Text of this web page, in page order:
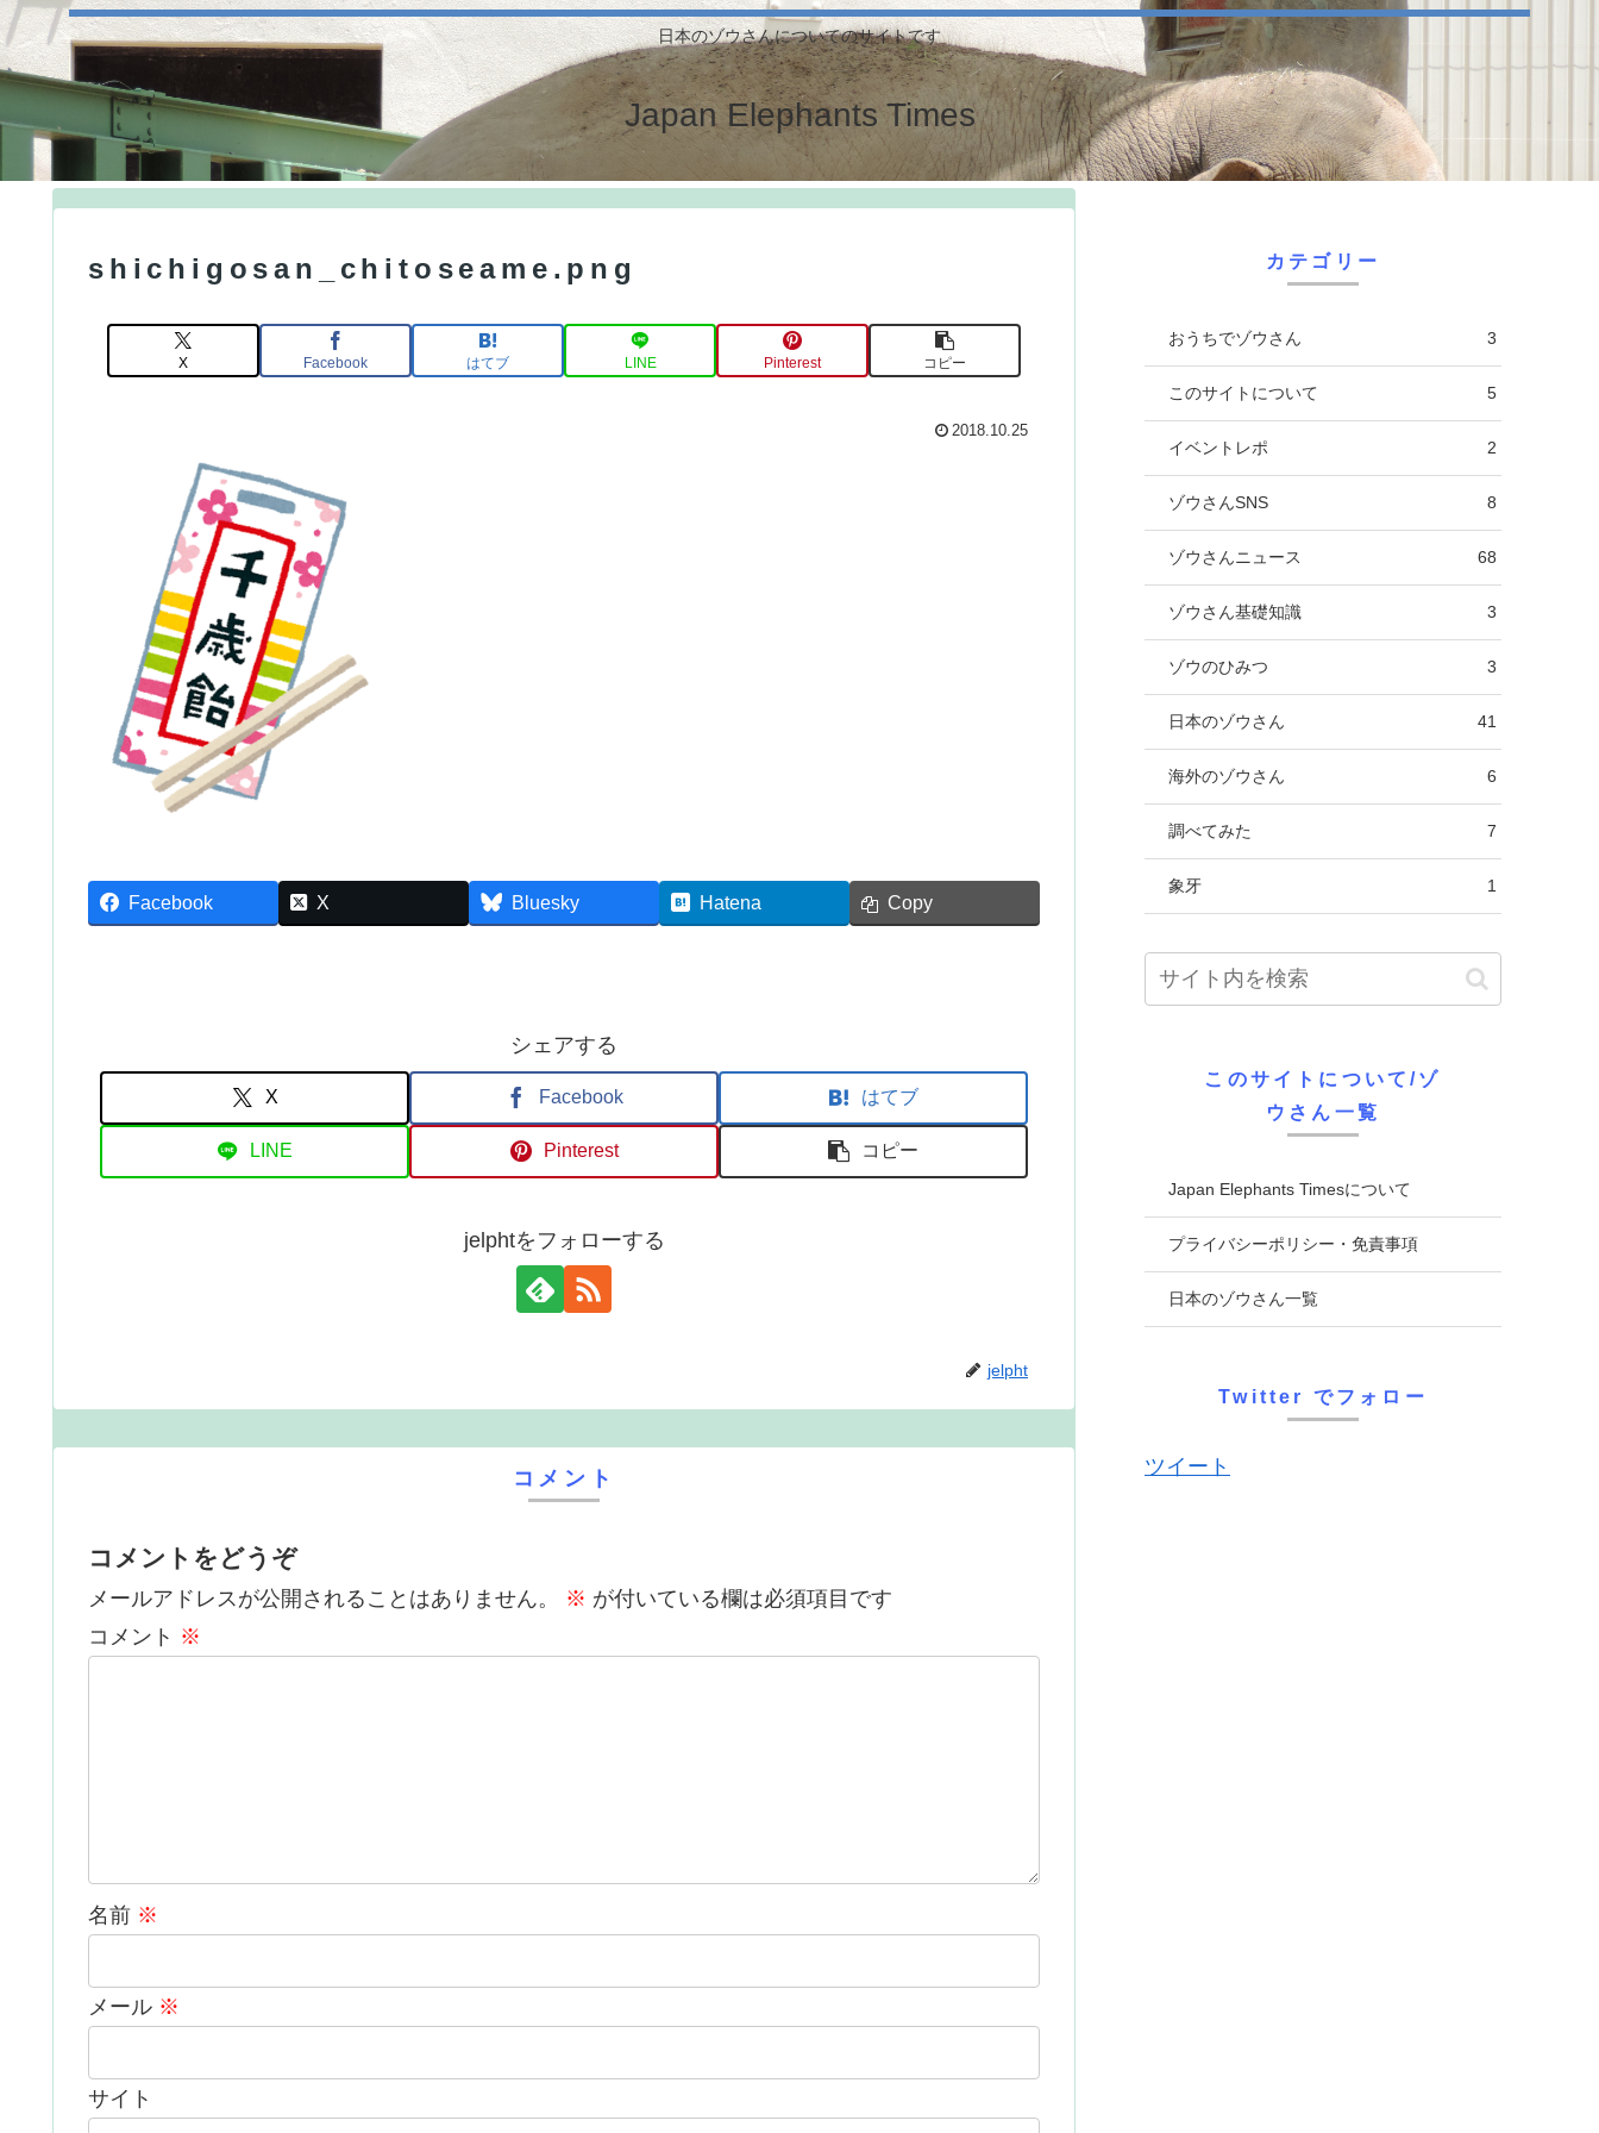
日本のゾウさんについてのサイトです
Japan Elephants Times
shichigosan_chitoseame.png
X Facebook はてブ LINE Pinterest コピー
2018.10.25
Facebook X Bluesky Hatena Copy
シェアする
X Facebook はてブ
LINE Pinterest コピー
jelphtをフォローする
jelpht
コメント
コメントをどうぞ
メールアドレスが公開されることはありません。 ※ が付いている欄は必須項目です
コメント ※
名前 ※
メール ※
サイト
カテゴリー
おうちでゾウさん 3
このサイトについて 5
イベントレポ 2
ゾウさんSNS 8
ゾウさんニュース 68
ゾウさん基礎知識 3
ゾウのひみつ 3
日本のゾウさん 41
海外のゾウさん 6
調べてみた 7
象牙 1
このサイトについて/ゾ
ウさん一覧
Japan Elephants Timesについて
プライバシーポリシー・免責事項
日本のゾウさん一覧
Twitter でフォロー
ツイート